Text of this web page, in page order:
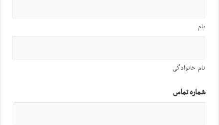
نام
نام خانوادگی
شماره تماس